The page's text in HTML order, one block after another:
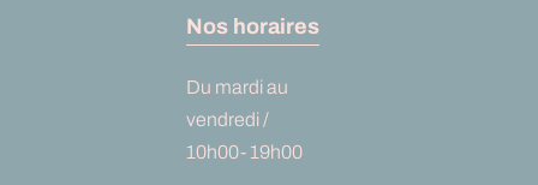
Nos horaires
Du mardi au
vendredi /
10h00- 19h00